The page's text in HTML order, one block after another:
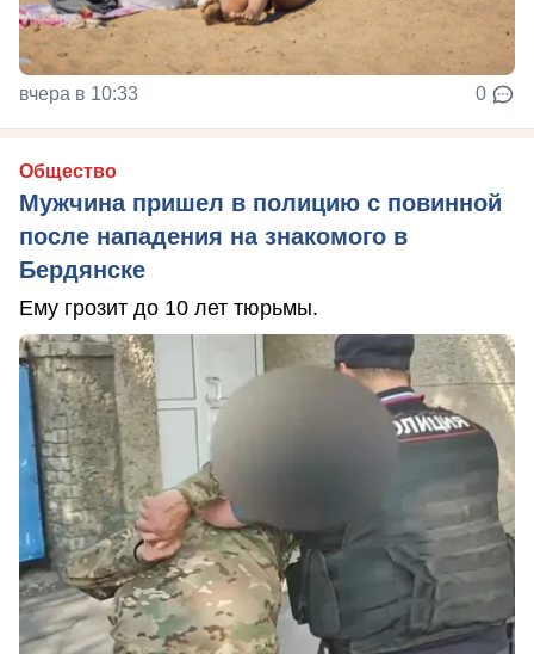
вчера в 10:33 0
Общество
Мужчина пришел в полицию с повинной
после нападения на знакомого в
Бердянске
Ему грозит до 10 лет тюрьмы.